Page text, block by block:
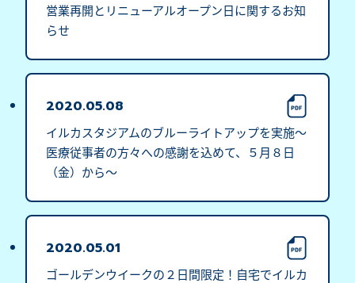
営業再開とリニューアルオープン日に関するお知
らせ
2020.05.08
イルカスタジアムのブルーライトアップを実施～
医療従事者の方々への感謝を込めて、５月８日
（金）から～
2020.05.01
ゴールデンウイークの２日間限定！自宅でイルカ